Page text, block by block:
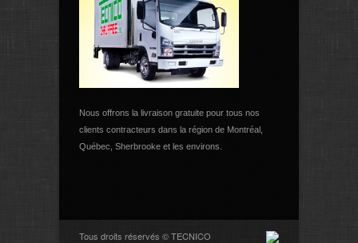
Nous offrons la livraison gratuite pour tous nos
clients contracteurs dans la région de Montréal,
Québec, Sherbrooke et les environs.
Tous droits réservés © TECNICO